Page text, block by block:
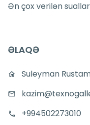
Ən çox verilən suallar
ƏLAQƏ
Suleyman
+994502273010